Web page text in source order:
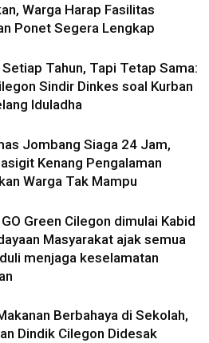
Warga Harap Fasilitas
Ponet Segera Lengkap
Setiap Tahun, Tapi Tetap Sama:
Sindir Dinkes soal Kurban
Iduladha
Jombang Siaga 24 Jam,
Kenang Pengalaman
Warga Tak Mampu
Green Cilegon dimulai Kabid
Masyarakat ajak semua
menjaga keselamatan
Berbahaya di Sekolah,
Dindik Cilegon Didesak